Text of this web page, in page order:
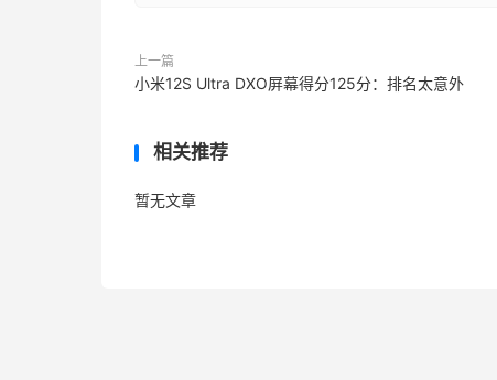
上一篇
小米12S Ultra DXO屏幕得分125分：排名太意外
相关推荐
暂无文章